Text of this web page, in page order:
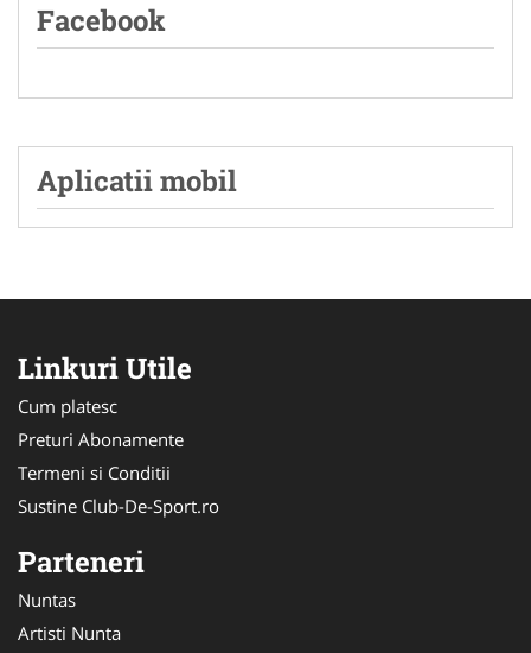
Facebook
Aplicatii mobil
Linkuri Utile
Cum platesc
Preturi Abonamente
Termeni si Conditii
Sustine Club-De-Sport.ro
Parteneri
Nuntas
Artisti Nunta